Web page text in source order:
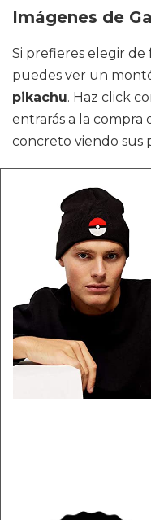
Imágenes de
Si prefieres elegir
puedes ver un
pikachu. Haz click
entrarás a la compra
concreto viendo sus